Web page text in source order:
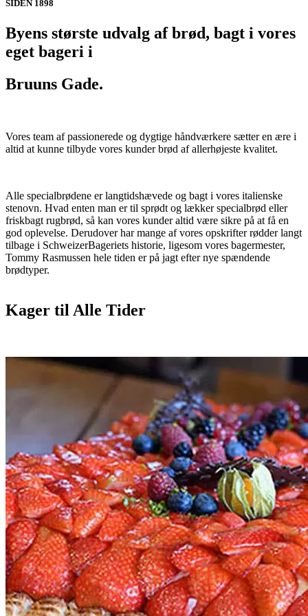
SIDEN 1898
Byens største udvalg af brød, bagt i vores
eget bageri i
Bruuns Gade.
Vores team af passionerede og dygtige håndværkere sætter en ære i
altid at kunne tilbyde vores kunder brød af allerhøjeste kvalitet.
Alle specialbrødene er langtidshævede og bagt i vores italienske
stenovn. Hvad enten man er til sprødt og lækker specialbrød eller
friskbagt rugbrød, så kan vores kunder altid være sikre på at få en
god oplevelse. Derudover har mange af vores opskrifter rødder langt
tilbage i SchweizerBageriets historie, ligesom vores bagermester,
Tommy Rasmussen hele tiden er på jagt efter nye spændende
brødtyper.
Kager til Alle Tider